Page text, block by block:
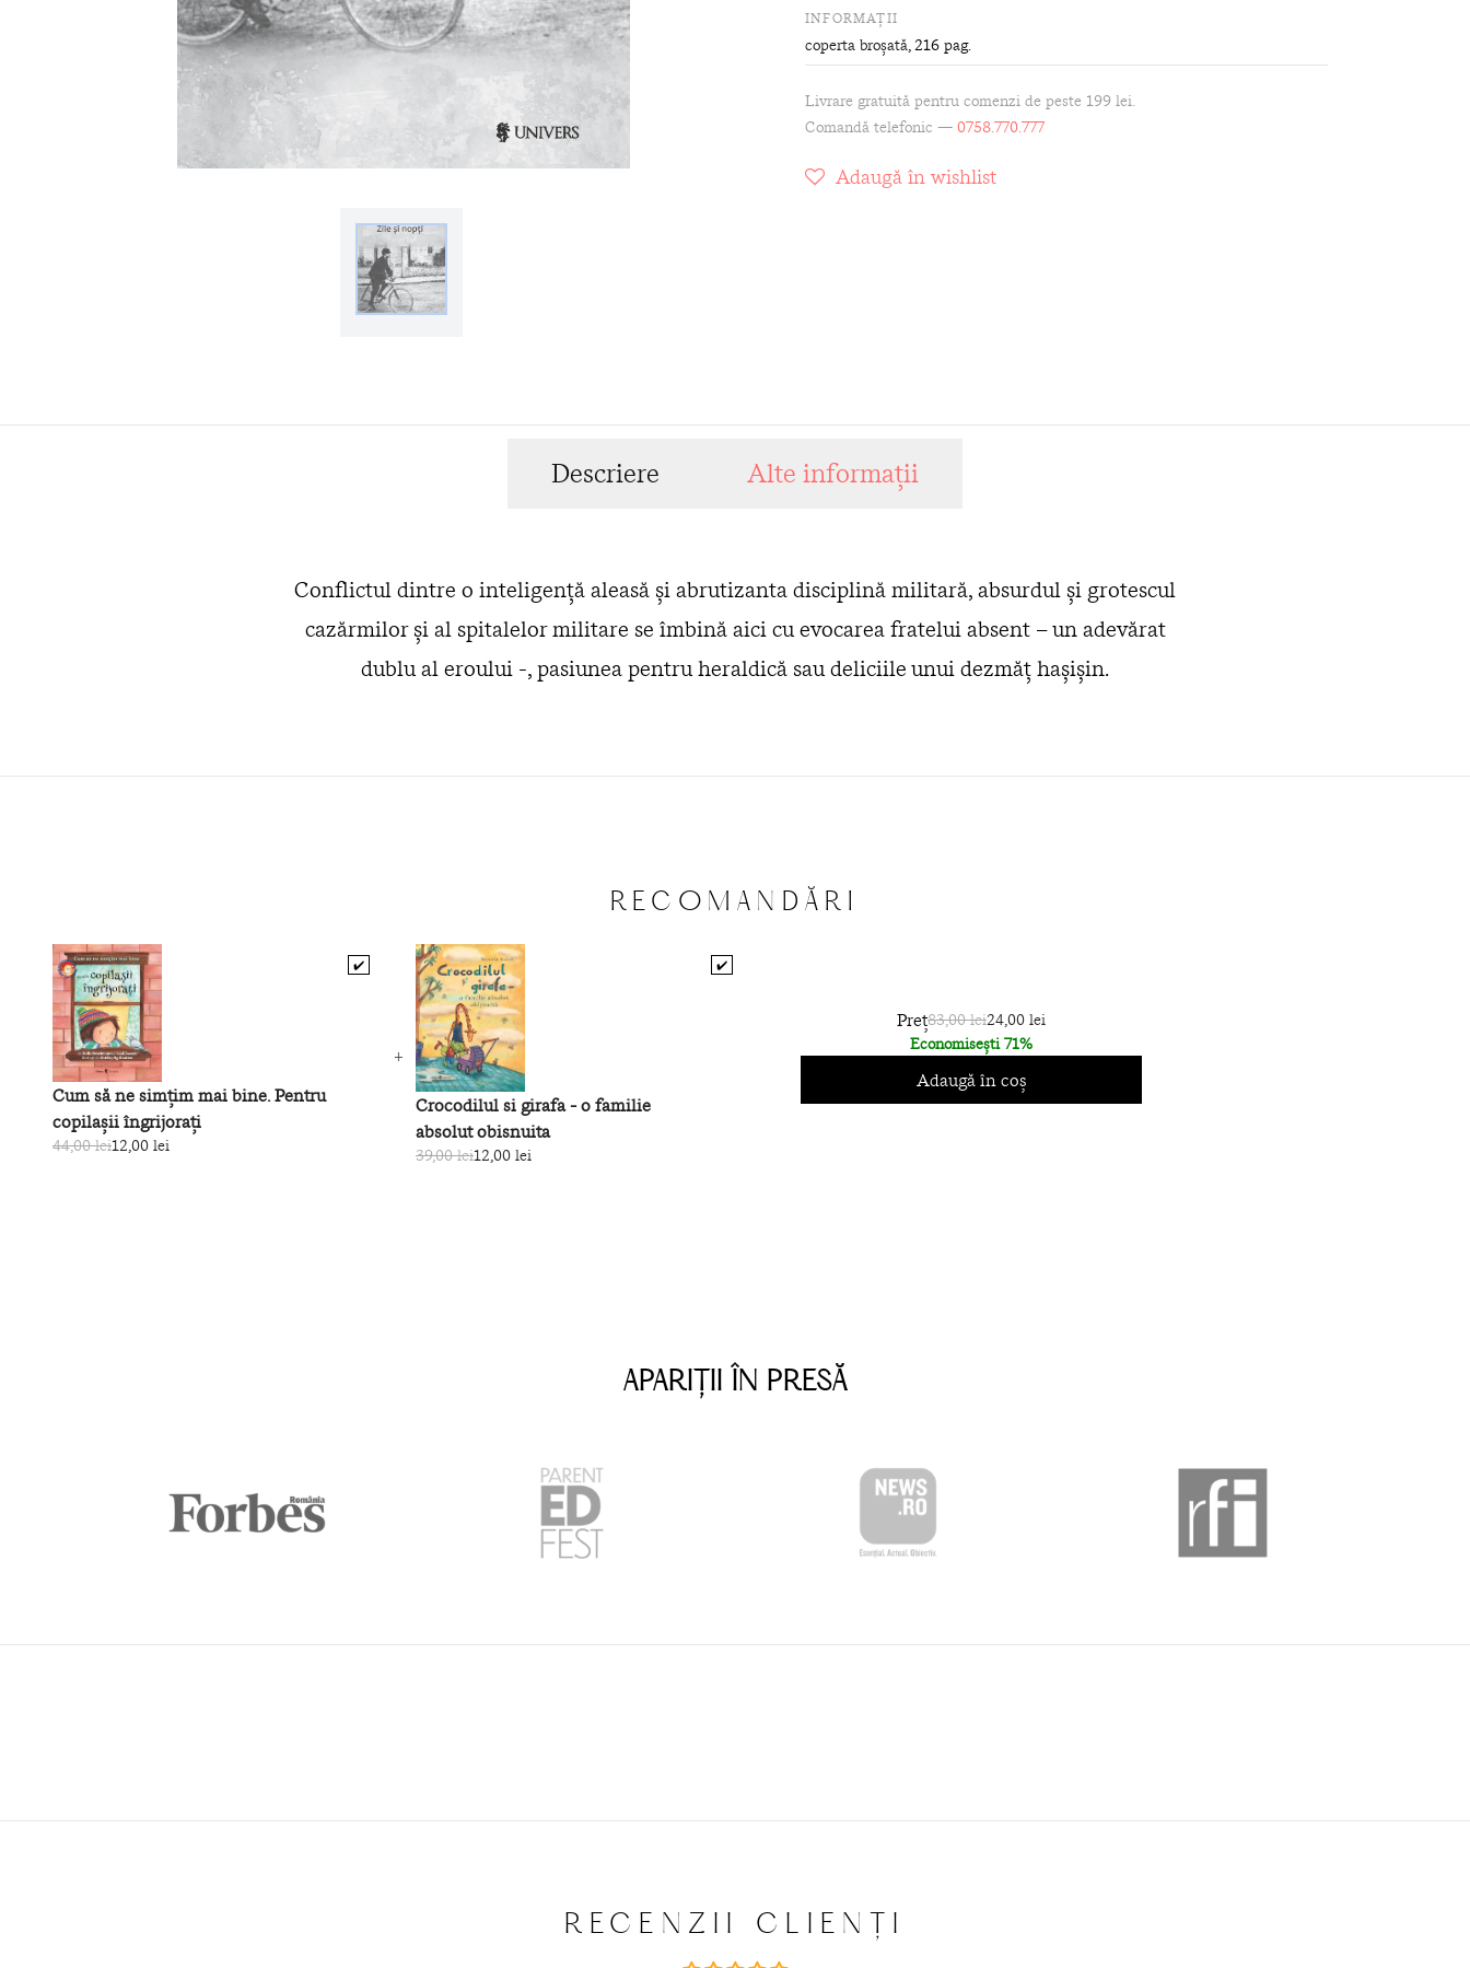
INFORMAȚII
coperta broșată, 216 pag.
Livrare gratuită pentru comenzi de peste 199 lei.
Comandă telefonic — 0758.770.777
Adaugă în wishlist
Descriere Alte informații
Conflictul dintre o inteligenţă aleasă şi abrutizanta disciplină militară, absurdul şi grotescul
cazărmilor şi al spitalelor militare se îmbină aici cu evocarea fratelui absent – un adevărat
dublu al eroului -, pasiunea pentru heraldică sau deliciile unui dezmăţ haşişin.
RECOMANDĂRI
✔️
Cum să ne simțim mai bine. Pentru
copilașii îngrijorați
44,00 lei12,00 lei
✔️
Crocodilul si girafa - o familie
absolut obisnuita
39,00 lei12,00 lei
Preț83,00 lei24,00 lei
Economisești 71%
Adaugă în coș
APARIȚII ÎN PRESĂ
RECENZII CLIENȚI